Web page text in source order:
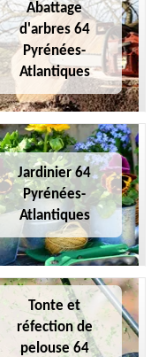
Abattage
d'arbres 64
Pyrénées-
Atlantiques
Jardinier 64
Pyrénées-
Atlantiques
Tonte et
réfection de
pelouse 64